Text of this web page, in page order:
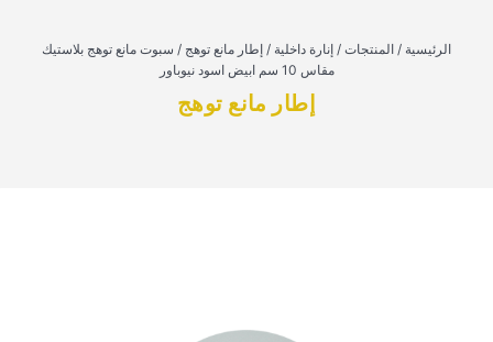
الرئيسية / المنتجات / إنارة داخلية / إطار مانع توهج / سبوت مانع توهج بلاستيك
مقاس 10 سم ابيض اسود نيوباور
إطار مانع توهج